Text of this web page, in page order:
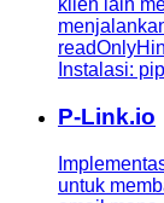
klien lain
Instalasi:
P-Link.io
untuk